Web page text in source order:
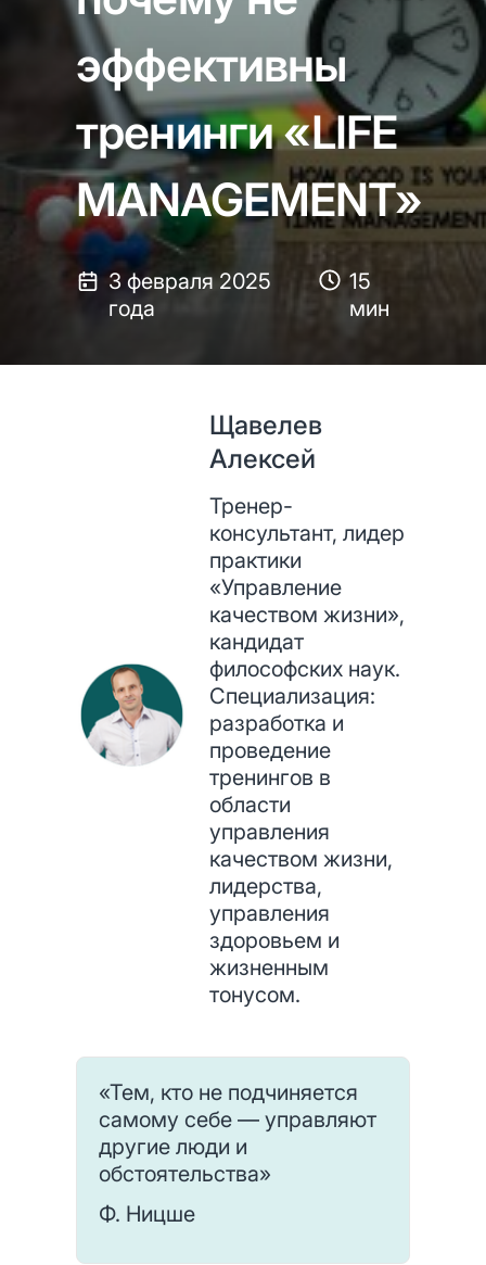
эффективны
тренинги «LIFE
MANAGEMENT»
3 февраля 2025
года
15
мин
Щавелев
Алексей
Тренер-
консультант, лидер
практики
«Управление
качеством жизни»,
кандидат
философских наук.
Специализация:
разработка и
проведение
тренингов в
области
управления
качеством жизни,
лидерства,
управления
здоровьем и
жизненным
тонусом.
«Тем, кто не подчиняется
самому себе — управляют
другие люди и
обстоятельства»
Ф. Ницше